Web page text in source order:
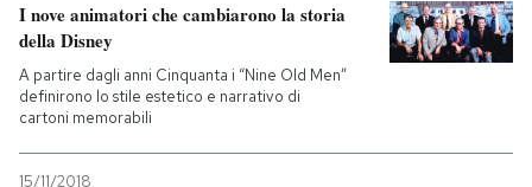
I nove animatori che cambiarono la storia
della Disney
A partire dagli anni Cinquanta i “Nine Old Men”
definirono lo stile estetico e narrativo di
cartoni memorabili
15/11/2018